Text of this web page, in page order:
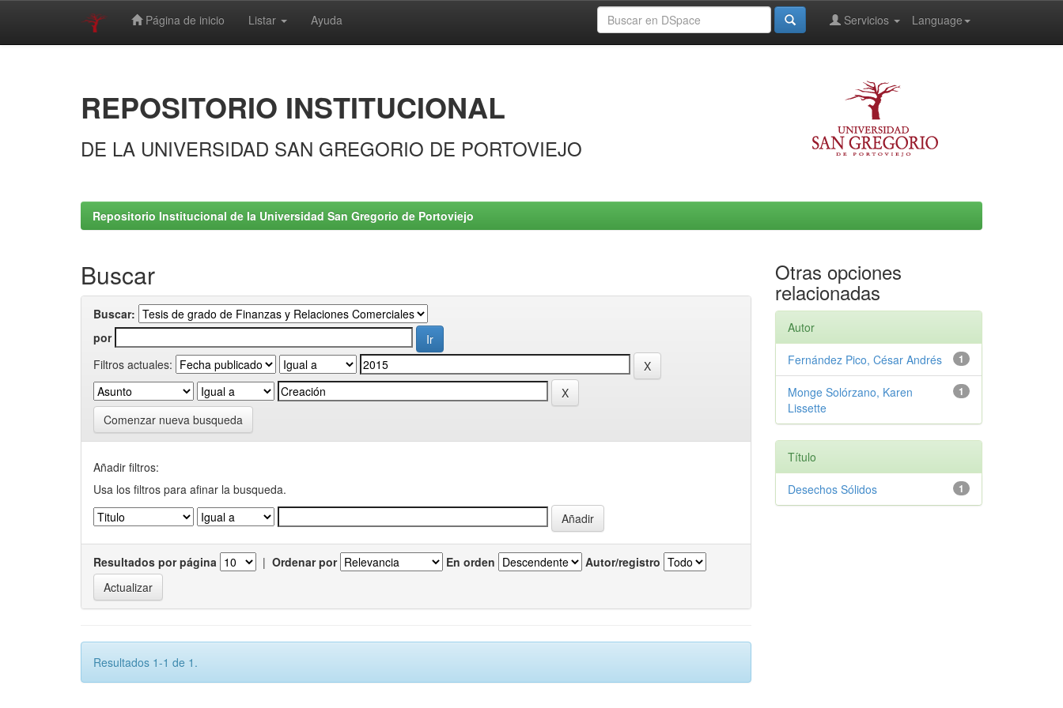
Página de inicio Listar Ayuda Language
Servicios
REPOSITORIO INSTITUCIONAL
DE LA UNIVERSIDAD SAN GREGORIO DE PORTOVIEJO
Repositorio Institucional de la Universidad San Gregorio de Portoviejo
Buscar
Buscar:
por
Filtros actuales:
Comenzar nueva busqueda
Añadir filtros:
Usa los filtros para afinar la busqueda.
Resultados por página | Ordenar por En orden Autor/registro
Resultados 1-1 de 1.
Otras opciones
relacionadas
Autor
1
Fernández Pico, César Andrés
1
Monge Solórzano, Karen
Lissette
Título
1
Desechos Sólidos